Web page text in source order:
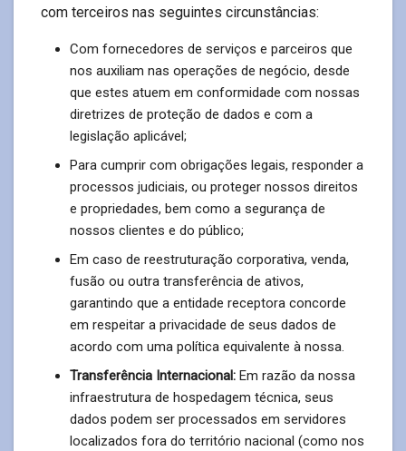
com terceiros nas seguintes circunstâncias:
Com fornecedores de serviços e parceiros que
nos auxiliam nas operações de negócio, desde
que estes atuem em conformidade com nossas
diretrizes de proteção de dados e com a
legislação aplicável;
Para cumprir com obrigações legais, responder a
processos judiciais, ou proteger nossos direitos
e propriedades, bem como a segurança de
nossos clientes e do público;
Em caso de reestruturação corporativa, venda,
fusão ou outra transferência de ativos,
garantindo que a entidade receptora concorde
em respeitar a privacidade de seus dados de
acordo com uma política equivalente à nossa.
Transferência Internacional: Em razão da nossa
infraestrutura de hospedagem técnica, seus
dados podem ser processados em servidores
localizados fora do território nacional (como nos